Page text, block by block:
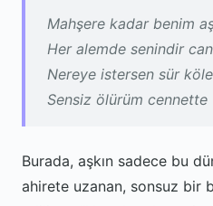
Mahşere kadar benim
Her alemde senindir
Nereye istersen sür
Sensiz ölürüm cennette
Burada, aşkın sadece bu
ahirete uzanan, sonsuz bir